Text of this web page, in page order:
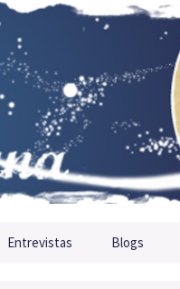
Entrevistas Blogs